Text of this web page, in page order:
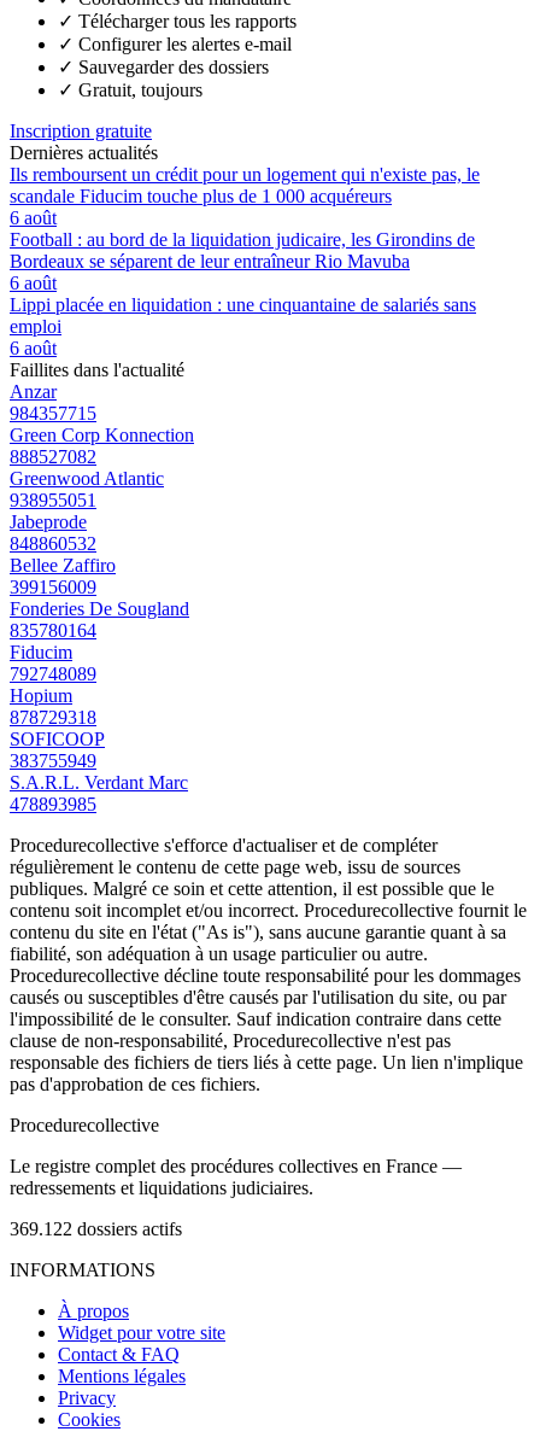
✓ Télécharger tous les rapports
✓ Configurer les alertes e-mail
✓ Sauvegarder des dossiers
✓ Gratuit, toujours
Inscription gratuite
Dernières actualités
Ils remboursent un crédit pour un logement qui n'existe pas, le
scandale Fiducim touche plus de 1 000 acquéreurs
6 août
Football : au bord de la liquidation judicaire, les Girondins de
Bordeaux se séparent de leur entraîneur Rio Mavuba
6 août
Lippi placée en liquidation : une cinquantaine de salariés sans
emploi
6 août
Faillites dans l'actualité
Anzar
984357715
Green Corp Konnection
888527082
Greenwood Atlantic
938955051
Jabeprode
848860532
Bellee Zaffiro
399156009
Fonderies De Sougland
835780164
Fiducim
792748089
Hopium
878729318
SOFICOOP
383755949
S.A.R.L. Verdant Marc
478893985
Procedurecollective s'efforce d'actualiser et de compléter
régulièrement le contenu de cette page web, issu de sources
publiques. Malgré ce soin et cette attention, il est possible que le
contenu soit incomplet et/ou incorrect. Procedurecollective fournit le
contenu du site en l'état ("As is"), sans aucune garantie quant à sa
fiabilité, son adéquation à un usage particulier ou autre.
Procedurecollective décline toute responsabilité pour les dommages
causés ou susceptibles d'être causés par l'utilisation du site, ou par
l'impossibilité de le consulter. Sauf indication contraire dans cette
clause de non-responsabilité, Procedurecollective n'est pas
responsable des fichiers de tiers liés à cette page. Un lien n'implique
pas d'approbation de ces fichiers.
Procedurecollective
Le registre complet des procédures collectives en France —
redressements et liquidations judiciaires.
369.122 dossiers actifs
INFORMATIONS
À propos
Widget pour votre site
Contact & FAQ
Mentions légales
Privacy
Cookies